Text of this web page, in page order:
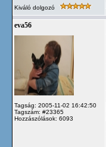
Kiváló dolgozó
eva56
Tagság: 2005-11-02 16:42:50
Tagszám: #23365
Hozzászólások: 6093